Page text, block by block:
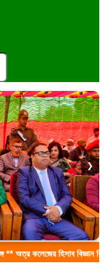
❯
হিসাব বিজ্ঞান বিভাগের